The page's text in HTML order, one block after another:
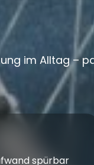
im Alltag –
spürbar